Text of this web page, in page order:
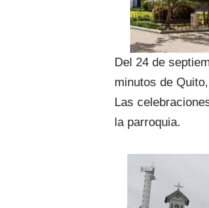
Del 24 de
minutos de
Las
la parroquia.